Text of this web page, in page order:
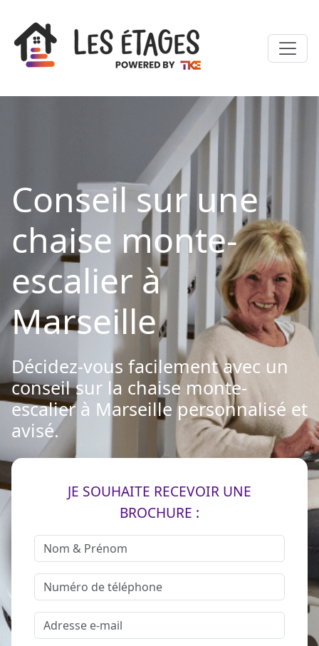
Conseil sur une
chaise monte-
escalier à
Marseille
Décidez-vous facilement avec un
conseil sur la chaise monte-
escalier à Marseille personnalisé et
avisé.
JE SOUHAITE RECEVOIR UNE
BROCHURE :